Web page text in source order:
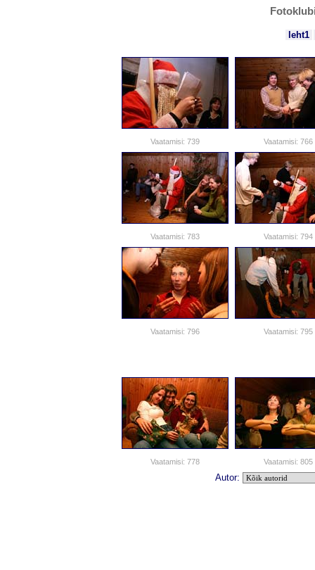
leht1
Vaatamisi: 739 Vaatamisi: 766
Vaatamisi: 783 Vaatamisi: 794
Vaatamisi: 796 Vaatamisi: 795
Vaatamisi: 778 Vaatamisi: 805
Autor: